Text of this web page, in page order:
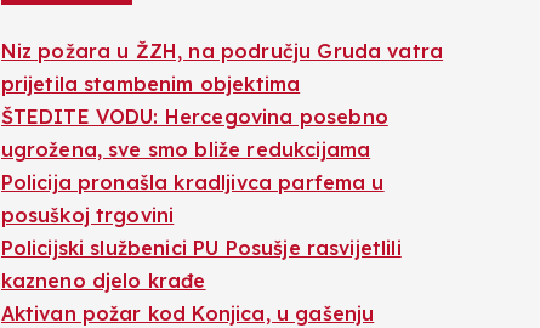
Niz požara u ŽZH, na području Gruda vatra
prijetila stambenim objektima
ŠTEDITE VODU: Hercegovina posebno
ugrožena, sve smo bliže redukcijama
Policija pronašla kradljivca parfema u
posuškoj trgovini
Policijski službenici PU Posušje rasvijetlili
kazneno djelo krađe
Aktivan požar kod Konjica, u gašenju